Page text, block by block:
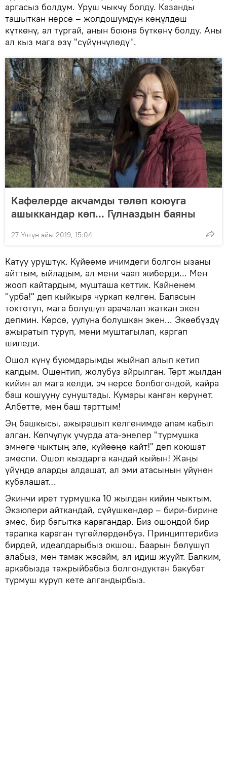
аргасыз болдум. Уруш чыкчу болду. Казанды
ташыткан нерсе – жолдошумдун көңүлдөш
күткөнү, ал тургай, анын боюна бүткөнү болду. Аны
ал кыз мага өзү "сүйүнчүлөдү".
Кафелерде акчамды төлөп коюуга
ашыккандар көп... Гүлназдын баяны
27 Үчтүн айы 2019, 15:04
Катуу уруштук. Күйөөмө ичимдеги болгон ызаны
айттым, ыйладым, ал мени чаап жиберди... Мен
жооп кайтардым, мушташа кеттик. Кайненем
"урба!" деп кыйкыра чуркап келген. Баласын
токтотуп, мага болушуп арачалап жаткан экен
депмин. Көрсө, уулуна болушкан экен... Экөөбүздү
ажыратып туруп, мени муштагылап, каргап
шиледи.
Ошол күнү буюмдарымды жыйнап алып кетип
калдым. Ошентип, жолубуз айрылган. Төрт жылдан
кийин ал мага келди, эч нерсе болбогондой, кайра
баш кошууну сунуштады. Кумары канган көрүнөт.
Албетте, мен баш тарттым!
Эң башкысы, ажырашып келгенимде апам кабыл
алган. Көпчүлүк учурда ата-энелер "турмушка
эмнеге чыктың эле, күйөөңө кайт!" деп коюшат
эмеспи. Ошол кыздарга кандай кыйын! Жаңы
үйүндө аларды алдашат, ал эми атасынын үйүнөн
кубалашат…
Экинчи ирет турмушка 10 жылдан кийин чыктым.
Экзюпери айткандай, сүйүшкөндөр – бири-бирине
эмес, бир багытка карагандар. Биз ошондой бир
тарапка караган түгөйлөрдөнбүз. Принциптерибиз
бирдей, идеалдарыбыз окшош. Баарын бөлүшүп
алабыз, мен тамак жасайм, ал идиш жууйт. Балким,
аркабызда тажрыйбабыз болгондуктан бакубат
турмуш куруп кете алгандырбыз.